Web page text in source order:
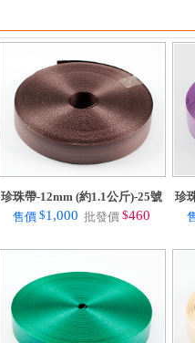
珍珠帶-12mm (約1.1公斤)-25號
售價 $1,000 批發價 $460
珍